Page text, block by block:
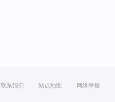
联系我们 站点地图 网络举报